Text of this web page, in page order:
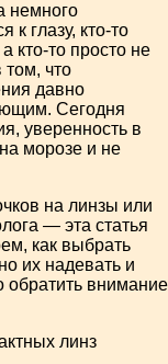
немного
к глазу, кто-то
кто-то просто не
том, что
давно
Сегодня
уверенность в
морозе и не
на линзы или
— эта статья
как выбрать
их надевать и
обратить внимание